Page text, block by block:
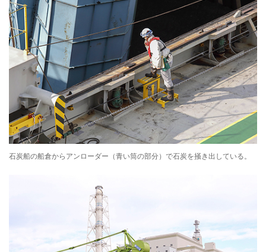
石炭船の船倉からアンローダー（青い筒の部分）で石炭を掻き出している。